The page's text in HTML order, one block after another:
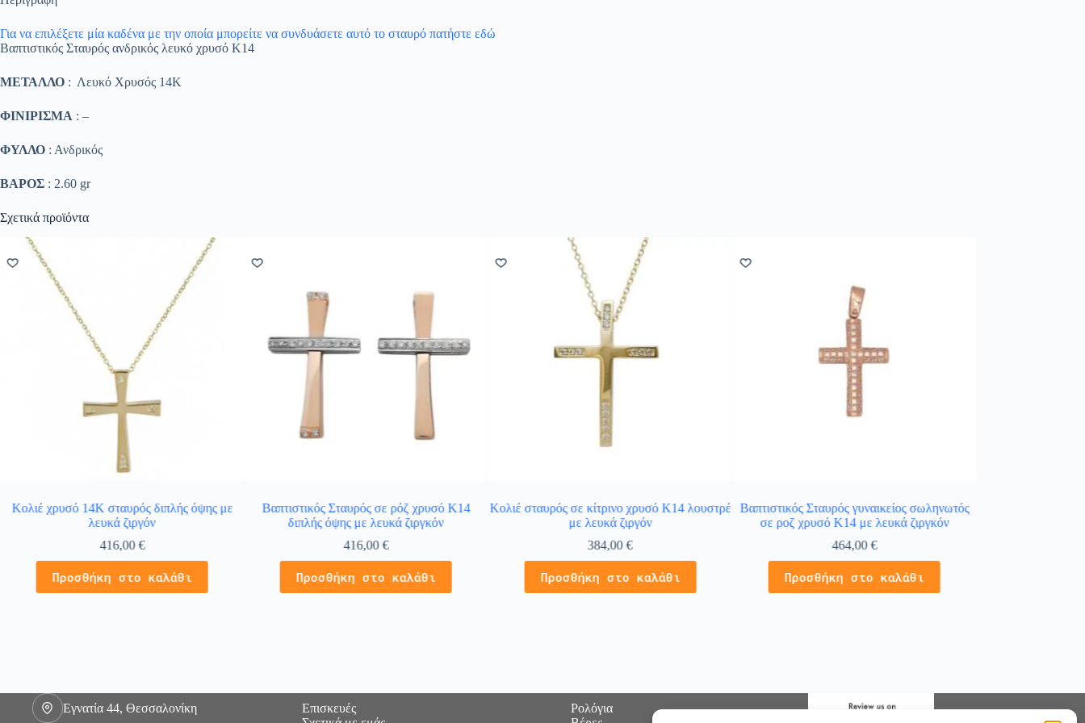
Για να επιλέξετε μία καδένα με την οποία μπορείτε να συνδυάσετε αυτό το σταυρό πατήστε εδώ
Βαπτιστικός Σταυρός ανδρικός λευκό χρυσό K14
ΜΕΤΑΛΛΟ : Λευκό Χρυσός 14K
ΦΙΝΙΡΙΣΜΑ : –
ΦΥΛΛΟ : Ανδρικός
ΒΑΡΟΣ : 2.60 gr
Σχετικά προϊόντα
Κολιέ χρυσό 14Κ σταυρός διπλής όψης με
λευκά ζιργόν
416,00€
Προσθήκη στο καλάθι
Βαπτιστικός Σταυρός σε ρόζ χρυσό Κ14
διπλής όψης με λευκά ζιργκόν
416,00€
Προσθήκη στο καλάθι
Κολιέ σταυρός σε κίτρινο χρυσό Κ14 λουστρέ
με λευκά ζιργόν
384,00€
Προσθήκη στο καλάθι
Βαπτιστικός Σταυρός γυναικείος σωληνωτός
σε ροζ χρυσό K14 με λευκά ζιργκόν
464,00€
Προσθήκη στο καλάθι
Εγνατία 44, Θεσσαλονίκη
Επισκευές
Ρολόγια